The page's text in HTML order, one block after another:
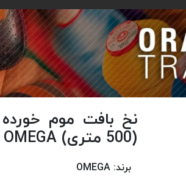
(500 متری) OMEGA
برند: OMEGA